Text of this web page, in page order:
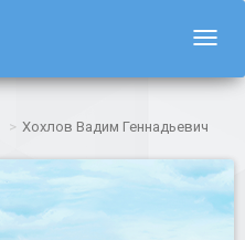
Хохлов Вадим Геннадьевич